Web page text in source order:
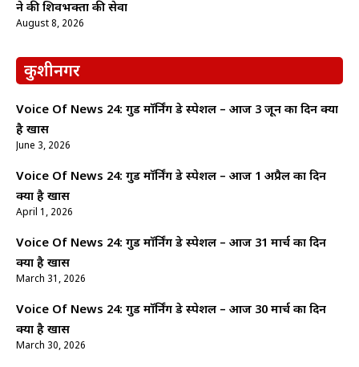
ने की शिवभक्तों की सेवा
August 8, 2026
कुशीनगर
Voice Of News 24: गुड माॅर्निंग डे स्पेशल – आज 3 जून का दिन क्यों
है खास
June 3, 2026
Voice Of News 24: गुड माॅर्निंग डे स्पेशल – आज 1 अप्रैल का दिन
क्यों है खास
April 1, 2026
Voice Of News 24: गुड माॅर्निंग डे स्पेशल – आज 31 मार्च का दिन
क्यों है खास
March 31, 2026
Voice Of News 24: गुड माॅर्निंग डे स्पेशल – आज 30 मार्च का दिन
क्यों है खास
March 30, 2026